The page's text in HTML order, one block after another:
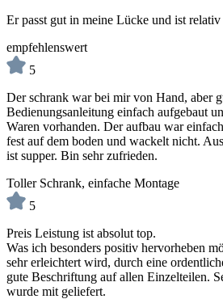
Er passt gut in meine Lücke und ist
empfehlenswert
5
Der schrank war bei mir von Hand, aber
Bedienungsanleitung einfach aufgebaut
Waren vorhanden. Der aufbau war
fest auf dem boden und wackelt nicht.
ist supper. Bin sehr zufrieden.
Toller Schrank, einfache Montage
5
Preis Leistung ist absolut top.
Was ich besonders positiv hervorheben
sehr erleichtert wird, durch eine
gute Beschriftung auf allen Einzelteilen.
wurde mit geliefert.